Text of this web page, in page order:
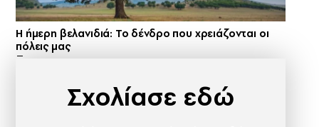
Η ήμερη βελανιδιά: Το δένδρο που χρειάζονται οι
πόλεις μας
Σχολίασε εδώ